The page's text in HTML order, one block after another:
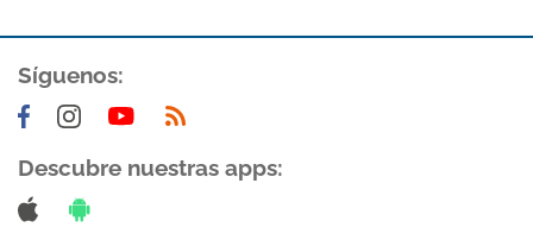
Síguenos:
Descubre nuestras apps: